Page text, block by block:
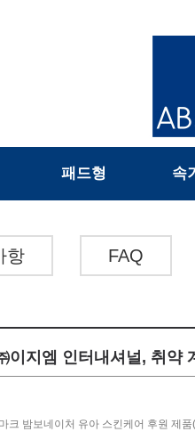
패드형 속
항 FAQ
이지엠 인터내셔널, 취약
크 밤보네이처 유아 스킨케어 후원 제